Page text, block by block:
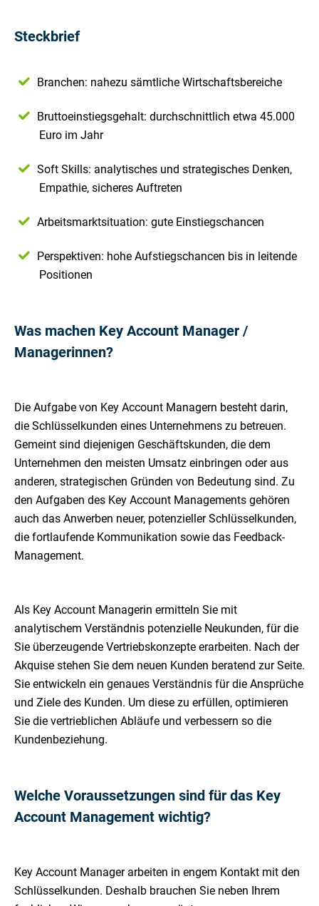
Steckbrief
Branchen: nahezu sämtliche Wirtschaftsbereiche
Bruttoeinstiegsgehalt: durchschnittlich etwa 45.000
Euro im Jahr
Soft Skills: analytisches und strategisches Denken,
Empathie, sicheres Auftreten
Arbeitsmarktsituation: gute Einstiegschancen
Perspektiven: hohe Aufstiegschancen bis in leitende
Positionen
Was machen Key Account Manager /
Managerinnen?
Die Aufgabe von Key Account Managern besteht darin,
die Schlüsselkunden eines Unternehmens zu betreuen.
Gemeint sind diejenigen Geschäftskunden, die dem
Unternehmen den meisten Umsatz einbringen oder aus
anderen, strategischen Gründen von Bedeutung sind. Zu
den Aufgaben des Key Account Managements gehören
auch das Anwerben neuer, potenzieller Schlüsselkunden,
die fortlaufende Kommunikation sowie das Feedback-
Management.
Als Key Account Managerin ermitteln Sie mit
analytischem Verständnis potenzielle Neukunden, für die
Sie überzeugende Vertriebskonzepte erarbeiten. Nach der
Akquise stehen Sie dem neuen Kunden beratend zur Seite.
Sie entwickeln ein genaues Verständnis für die Ansprüche
und Ziele des Kunden. Um diese zu erfüllen, optimieren
Sie die vertrieblichen Abläufe und verbessern so die
Kundenbeziehung.
Welche Voraussetzungen sind für das Key
Account Management wichtig?
Key Account Manager arbeiten in engem Kontakt mit den
Schlüsselkunden. Deshalb brauchen Sie neben Ihrem